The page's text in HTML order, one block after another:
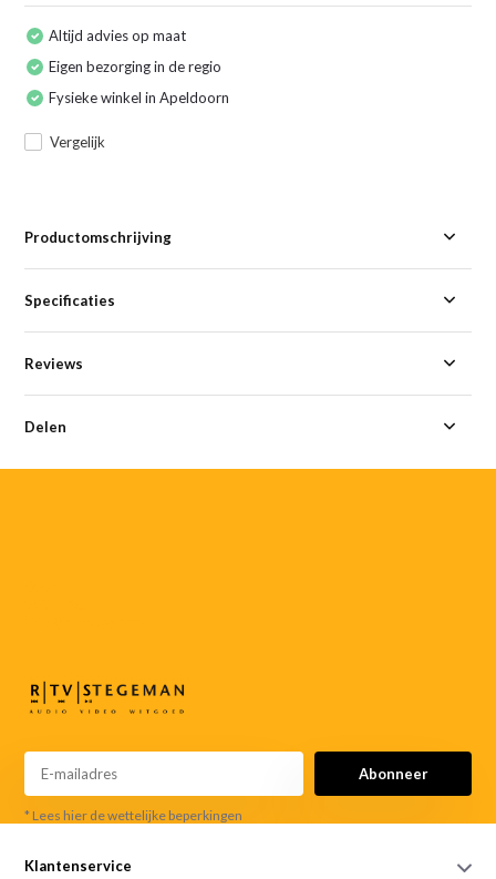
Altijd advies op maat
Eigen bezorging in de regio
Fysieke winkel in Apeldoorn
Vergelijk
Productomschrijving
Specificaties
Reviews
Delen
Abonneer
* Lees hier de wettelijke beperkingen
Klantenservice